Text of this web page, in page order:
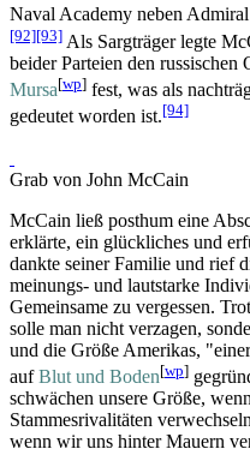
Naval Academy neben Admiral
[92][93] Als Sargträger legte
beider Parteien den
Mursa[wp] fest, was als
gedeutet worden ist.[94]
Grab von John McCain
McCain ließ posthum eine
erklärte, ein glückliches und
dankte seiner Familie und rief
meinungs- und lautstarke
Gemeinsame zu vergessen.
solle man nicht verzagen,
und die Größe Amerikas,
aufBlut und Boden[wp]
schwächen unsere Größe,
Stammes­rivalitäten
wenn wir uns hinter Mauern